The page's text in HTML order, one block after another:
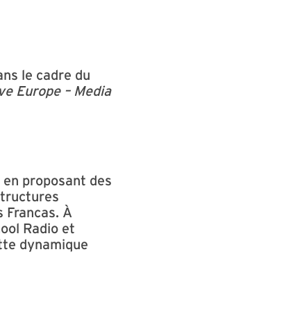
le cadre du
Europe – Media
en proposant des
À
Radio et
dynamique